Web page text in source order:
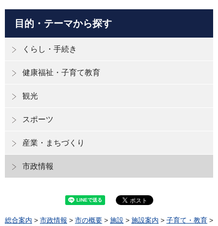
目的・テーマから探す
くらし・手続き
健康福祉・子育て教育
観光
スポーツ
産業・まちづくり
市政情報
総合案内 > 市政情報 > 市の概要 > 施設 > 施設案内 > 子育て・教育 >